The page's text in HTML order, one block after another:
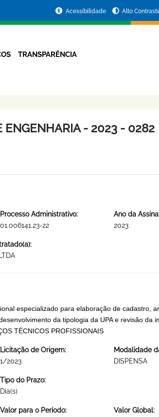
Acessibilidade Alto
TRANSPARÊNCIA
ENGENHARIA - 2023 - 0282
Processo Administrativo:
01.006141.23-22
Ano da
2023
especializado para elaboração de cadastro,
da tipologia da UPA e revisão da
TÉCNICOS PROFISSIONAIS
Licitação de Origem:
1/2023
Modalidade
DISPENSA
Tipo do Prazo:
Dia(s)
Valor para o Período:
Valor Global: